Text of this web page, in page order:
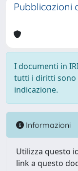
Pubblicazioni
I documenti in
tutti i diritti sono
indicazione.
Informazioni
Utilizza questo
link a questo